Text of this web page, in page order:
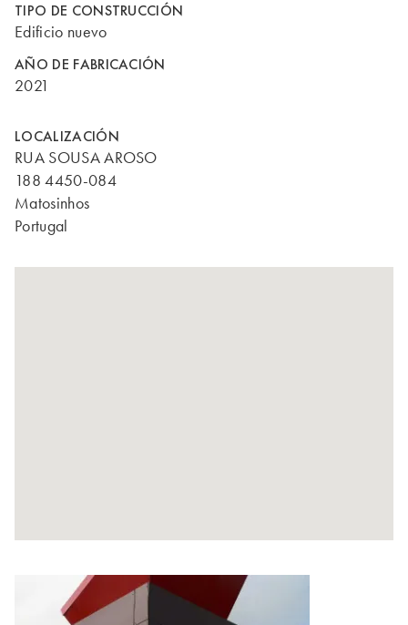
TIPO DE CONSTRUCCIÓN
Edificio nuevo
AÑO DE FABRICACIÓN
2021
LOCALIZACIÓN
RUA SOUSA AROSO
188 4450-084
Matosinhos
Portugal